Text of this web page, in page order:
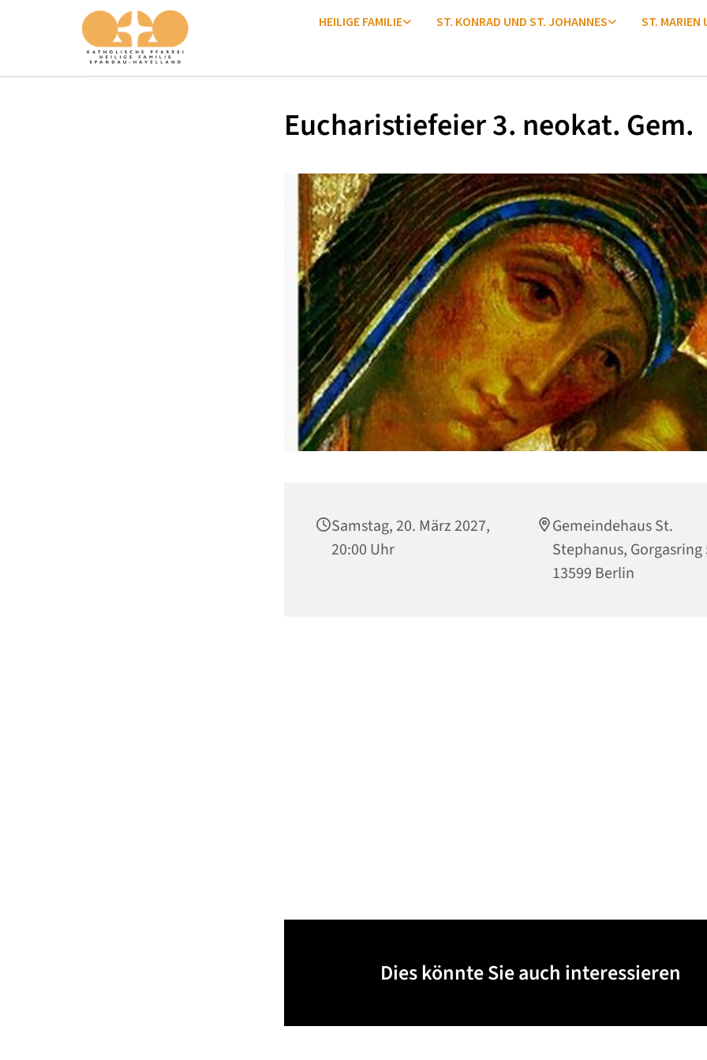
HEILIGE FAMILIE ST. KONRAD UND ST. JOHANNES ST. MARIEN
Eucharistiefeier 3. neokat. Gem.
Samstag, 20. März 2027,
20:00 Uhr
Gemeindehaus St.
Stephanus, Gorgasring
13599 Berlin
Dies könnte Sie auch interessieren